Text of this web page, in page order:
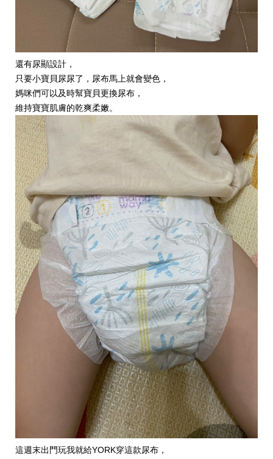
還有尿顯設計，
只要小寶貝尿尿了，尿布馬上就會變色，
媽咪們可以及時幫寶貝更換尿布，
維持寶寶肌膚的乾爽柔嫩。
這週末出門玩我就給YORK穿這款尿布，